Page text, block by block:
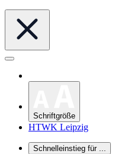
Schriftgröße
HTWK Leipzig
Schnelleinstieg für ...